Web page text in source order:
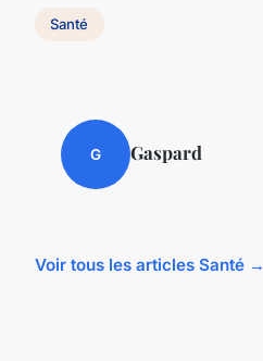
Santé
G Gaspard
Voir tous les articles Santé →